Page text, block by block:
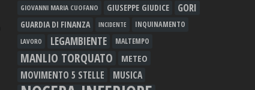
GIOVANNI MARIA CUOFANO GIUSEPPE GIUDICE GORI
GUARDIA DI FINANZA INCIDENTE INQUINAMENTO
LAVORO LEGAMBIENTE MALTEMPO
MANLIO TORQUATO METEO
MOVIMENTO 5 STELLE MUSICA